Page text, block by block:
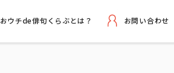
おウチde俳句くらぶとは？ お問い合わせ